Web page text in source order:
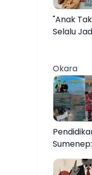
"Anak
Selalu
Okara
13.095
Sekolah